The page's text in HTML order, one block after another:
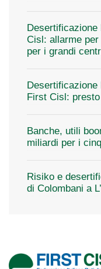
Cisl: allarme
per i grandi
First Cisl:
Banche, utili
miliardi per i
Risiko e
di Colombani a